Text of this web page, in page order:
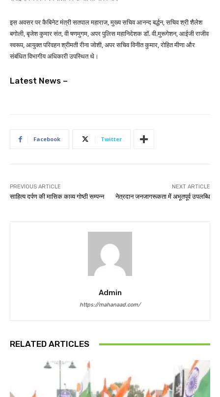
इस अवसर पर कैबिनेट मंत्री सतपाल महाराज, मुख्य सचिव आनन्द बर्द्धन, सचिव श्री शैलेश
बगोली, बृजेश कुमार संत, वी षणमुगम, अपर पुलिस महानिदेशक डॉ. वी.मुरूगेशन, आईजी राजीव
स्वरूप, आयुक्त परिवहन श्रीमती रीना जोशी, अपर सचिव विनीत कुमार, रोहित मीणा और
संबंधित विभागीय अधिकारी उपस्थित थे।
Latest News –
Facebook Twitter
PREVIOUS ARTICLE
साहित्य दर्पण की मासिक काव्य गोष्ठी सम्पन्न
NEXT ARTICLE
नेत्रदान जनजागरूकता में अभूतपूर्व उपलब्धि
Admin
https://mahanaad.com/
RELATED ARTICLES